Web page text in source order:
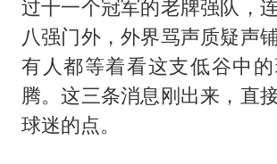
过十一个冠军的老牌强队，
八强门外，外界骂声质疑声
有人都等着看这支低谷中
腾。这三条消息刚出来，直
球迷的点。